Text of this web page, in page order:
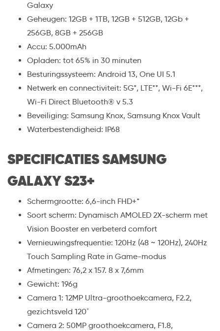
Galaxy
Geheugen: 12GB + 1TB, 12GB + 512GB, 12Gb +
256GB, 8GB + 256GB
Accu: 5.000mAh
Opladen: tot 65% in 30 minuten
Besturingssysteem: Android 13, One UI 5.1
Netwerk en connectiviteit: 5G*, LTE**, Wi-Fi 6E***,
Wi-Fi Direct Bluetooth® v 5.3
Beveiliging: Samsung Knox, Samsung Knox Vault
Waterbestendigheid: IP68
SPECIFICATIES SAMSUNG
GALAXY S23+
Schermgrootte: 6,6-inch FHD+*
Soort scherm: Dynamisch AMOLED 2X-scherm met
Vision Booster en verbeterd comfort
Vernieuwingsfrequentie: 120Hz (48 ~ 120Hz), 240Hz
Touch Sampling Rate in Game-modus
Afmetingen: 76,2 x 157. 8 x 7,6mm
Gewicht: 196g
Camera 1: 12MP Ultra-groothoekcamera, F2.2,
gezichtsveld 120˚
Camera 2: 50MP groothoekcamera, F1.8,